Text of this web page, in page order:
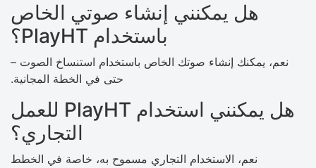
هل يمكنني إنشاء صوتي الخاص
باستخدام PlayHT؟
نعم، يمكنك إنشاء صوتك الخاص باستخدام استنساخ الصوت –
حتى في الخطة المجانية.
هل يمكنني استخدام PlayHT للعمل
التجاري؟
نعم، الاستخدام التجاري مسموح به، خاصة في الخطط